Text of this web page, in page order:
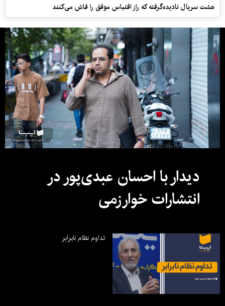
هشت سریال نادیده‌گرفته که راز اقتباس موفق را فاش می‌کنند
دیدار با احسان عبدی‌پور در
انتشارات خوارزمی
تداوم نظام نابرابر